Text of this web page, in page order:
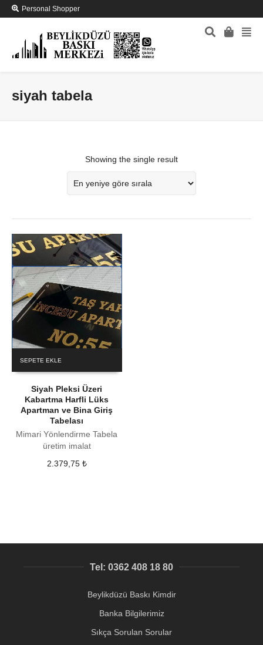
Personal Shopper
siyah tabela
Showing the single result
SEPETE EKLE
Siyah Pleksi Üzeri
Kabartma Harfli Lüks
Apartman ve Bina Giriş
Tabelası
Mimari Yönlendirme Tabela
üretim imalat
2.379,75 ₺
Tel: 0362 408 18 80
Beylikdüzü Baskı Kimdir
Banka Bilgilerimiz
Sıkça Sorulan Sorular